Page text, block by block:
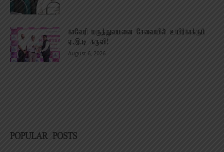
காவேரி மருத்துவமனை சேவையில் உயிர்காக்கும்
ஏ.இ.டி கருவி!
August 6, 2026
POPULAR POSTS